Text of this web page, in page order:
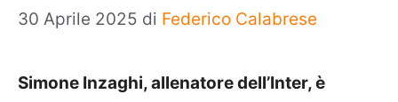
30 Aprile 2025 di Federico Calabrese
Simone Inzaghi, allenatore dell’Inter, è